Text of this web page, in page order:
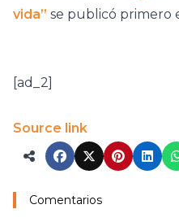
vida” se publicó primero
[ad_2]
Source link
Comentarios